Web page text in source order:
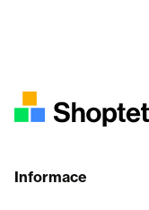
Informace